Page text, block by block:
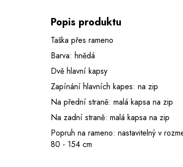
Popis produktu
Taška přes rameno
Barva: hnědá
Dvě hlavní kapsy
Zapínání hlavních kapes: na zip
Na přední straně: malá kapsa na zip
Na zadní straně: malá kapsa na zip
Popruh na rameno: nastavitelný v
80 - 154 cm